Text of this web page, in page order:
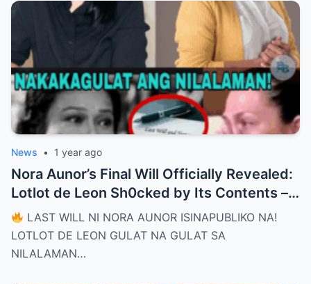
News • 1 year ago
Nora Aunor’s Final Will Officially Revealed:
Lotlot de Leon Sh0cked by Its Contents –
What Did She See That Left Her
Completely Speechless?
LAST WILL NI NORA AUNOR ISINAPUBLIKO NA!
LOTLOT DE LEON GULAT NA GULAT SA
NILALAMAN…